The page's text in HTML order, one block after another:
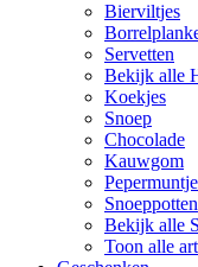
Bierviltjes
Servetten
Bekijk alle
Koekjes
Snoep
Chocolade
Kauwgom
Snoeppotten
Bekijk alle
Toon alle